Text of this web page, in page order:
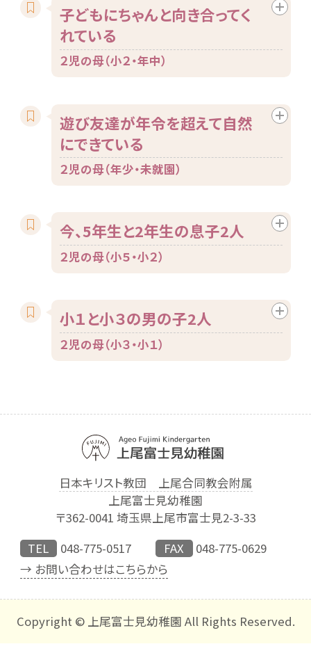
子どもにちゃんと向き合ってく
れている
２児の母（小２・年中）
遊び友達が年令を超えて自然
にできている
２児の母（年少・未就園）
今、5年生と2年生の息子2人
２児の母（小５・小２）
小１と小３の男の子2人
２児の母（小３・小１）
日本キリスト教団 上尾合同教会附属
上尾富士見幼稚園
〒362-0041 埼玉県上尾市富士見2-3-33
TEL
048-775-0517 FAX
048-775-0629
→ お問い合わせはこちらから
Copyright © 上尾富士見幼稚園 All Rights Reserved.